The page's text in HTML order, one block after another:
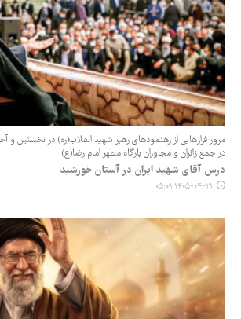
مرور فرازهایی از رهنمودهای رهبر شهید انقلاب(ره) در نخستین و
در جمع زائران و مجاوران بارگاه مطهر امام رضا(ع)
درس آقای شهید ایران در آستان خورشید
۱۴۰۵-۰۴-۲۱ ۰۵:۰۹